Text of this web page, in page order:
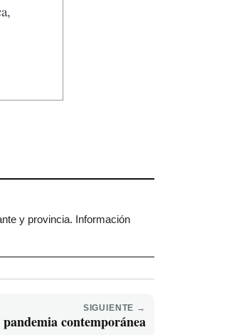
y provincia. Información
SIGUIENTE →
contemporánea